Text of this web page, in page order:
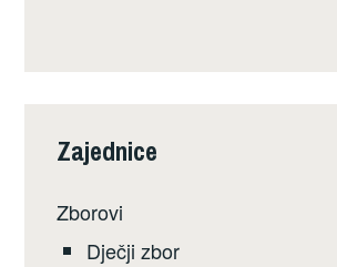
Zajednice
Zborovi
Dječji zbor